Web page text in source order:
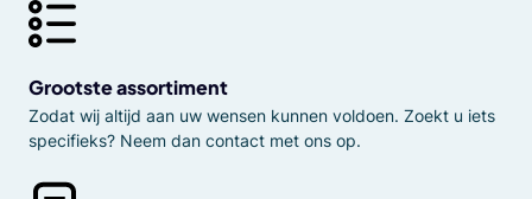
Grootste assortiment
Zodat wij altijd aan uw wensen kunnen voldoen. Zoekt u iets
specifieks? Neem dan contact met ons op.